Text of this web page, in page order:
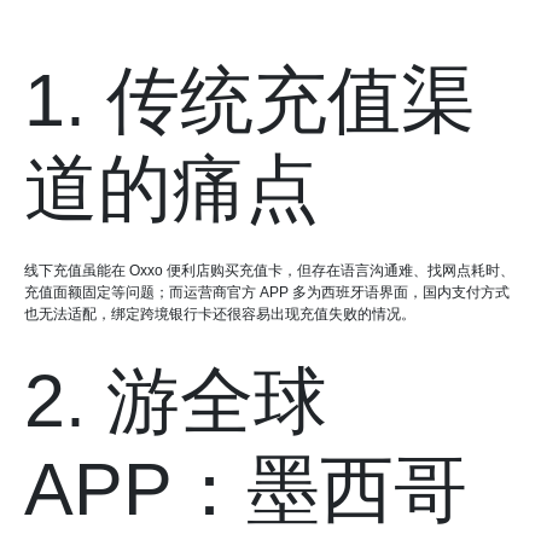
1. 传统充值渠
道的痛点
线下充值虽能在 Oxxo 便利店购买充值卡，但存在语言沟通难、找网点耗时、
充值面额固定等问题；而运营商官方 APP 多为西班牙语界面，国内支付方式
也无法适配，绑定跨境银行卡还很容易出现充值失败的情况。
2. 游全球
APP：墨西哥